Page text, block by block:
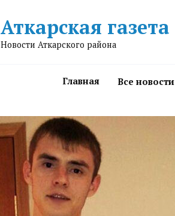
Аткарская газета
Новости Аткарского района
Главная Все новости